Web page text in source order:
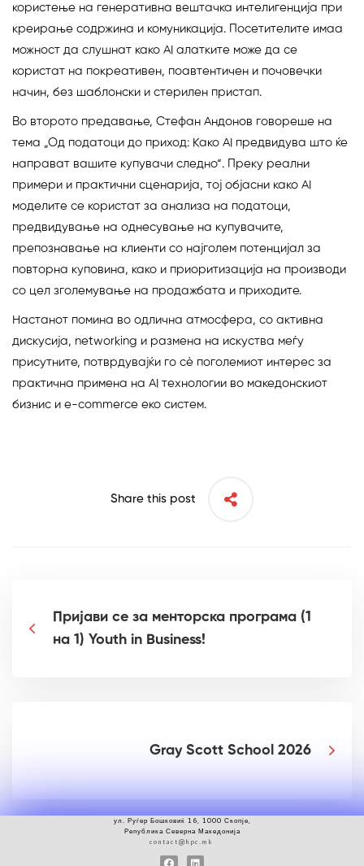
користење на генеративна вештачка интелигенција при
креирање содржина и комуникација. Посетителите имаа
можност да слушнат како AI алатките може да се
користат на покреативен, поавтентичен и почовечки
начин, без шаблонски и стерилен пристап.
Во второто предавање, Стефан Андонов говореше на
тема „Од податоци до приход: Како AI предвидува што ќе
направат вашите купувачи следно“. Преку реални
примери и практични сценарија, тој објасни како AI
моделите се користат за анализа на податоци,
предвидување на однесување на купувачите,
препознавање на клиенти со најголем потенцијал за
повторна куповина, како и приоритизација на производи
со цел зголемување на продажбата и приходите.
Настанот помина во одлична атмосфера, со активна
дискусија, networking и размена на искуства меѓу
присутните, потврдувајќи го сè поголемиот интерес за
практична примена на AI технологии во македонскиот
бизнис и e-commerce еко систем.
Share this post
Пријави се за менторска програма (1
на 1) Youth in Business!
Gray Scott School 2026
ул. Руѓер Бошковиќ 16, 1000 Скопје,
Република Северна Македонија
contact@hpc.mk